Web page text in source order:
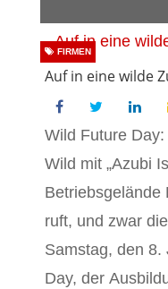
Auf in eine wilde
FIRMEN
Wild Future
Wild mit „Azubi
Betriebsgelände
ruft, und zwar
Samstag, den 8.
Day, der